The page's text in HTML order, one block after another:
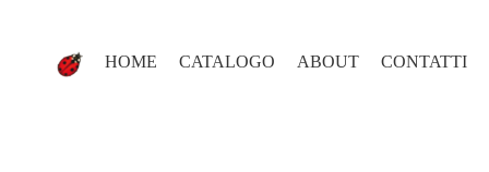
HOME CATALOGO ABOUT CONTATTI